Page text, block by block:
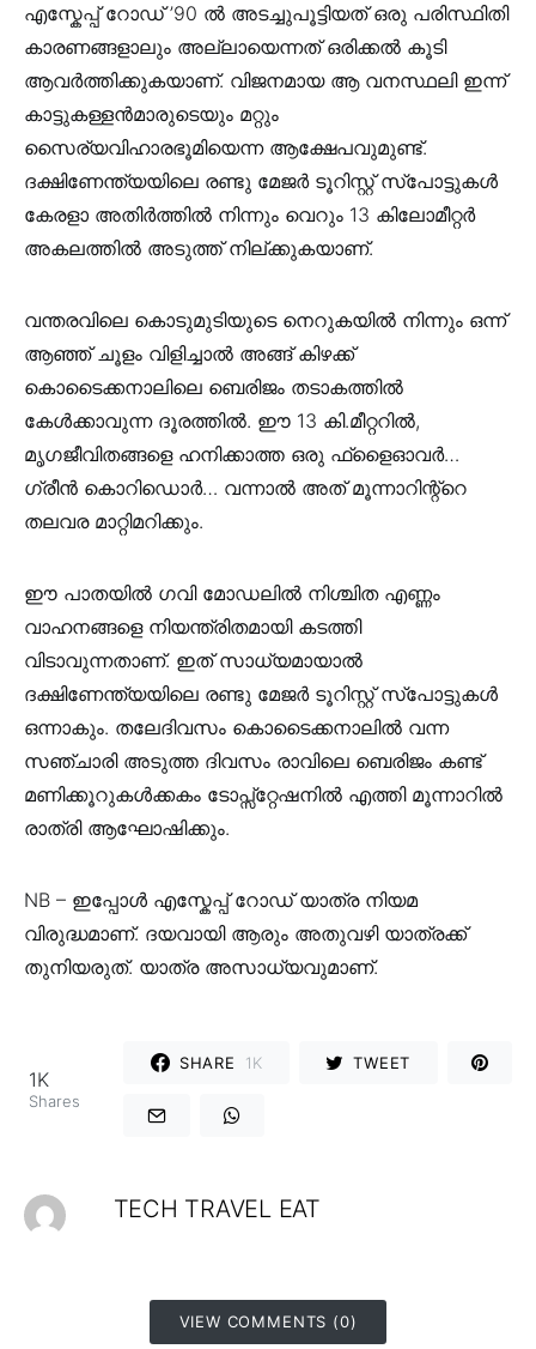
എസ്കേപ്പ് റോഡ് ’90 ൽ അടച്ചുപൂട്ടിയത് ഒരു പരിസ്ഥിതി
കാരണങ്ങളാലും അല്ലായെന്നത് ഒരിക്കൽ കൂടി
ആവർത്തിക്കുകയാണ്. വിജനമായ ആ വനസ്ഥലി ഇന്ന്
കാട്ടുകള്ളൻമാരുടെയും മറ്റും
സൈര്യവിഹാരഭൂമിയെന്ന ആക്ഷേപവുമുണ്ട്.
ദക്ഷിണേന്ത്യയിലെ രണ്ടു മേജർ ടൂറിസ്റ്റ് സ്പോട്ടുകൾ
കേരളാ അതിർത്തിൽ നിന്നും വെറും 13 കിലോമീറ്റർ
അകലത്തിൽ അടുത്ത് നില്ക്കുകയാണ്.
വന്തരവിലെ കൊടുമുടിയുടെ നെറുകയിൽ നിന്നും ഒന്ന്
ആഞ്ഞ് ചൂളം വിളിച്ചാൽ അങ്ങ് കിഴക്ക്
കൊടൈക്കനാലിലെ ബെരിജം തടാകത്തിൽ
കേൾക്കാവുന്ന ദൂരത്തിൽ. ഈ 13 കി.മീറ്ററിൽ,
മൃഗജീവിതങ്ങളെ ഹനിക്കാത്ത ഒരു ഫ്ളൈഓവർ…
ഗ്രീൻ കൊറിഡൊർ… വന്നാൽ അത് മൂന്നാറിന്റ്റെ
തലവര മാറ്റിമറിക്കും.
ഈ പാതയിൽ ഗവി മോഡലിൽ നിശ്ചിത എണ്ണം
വാഹനങ്ങളെ നിയന്ത്രിതമായി കടത്തി
വിടാവുന്നതാണ്. ഇത് സാധ്യമായാൽ
ദക്ഷിണേന്ത്യയിലെ രണ്ടു മേജർ ടൂറിസ്റ്റ് സ്പോട്ടുകൾ
ഒന്നാകും. തലേദിവസം കൊടൈക്കനാലിൽ വന്ന
സഞ്ചാരി അടുത്ത ദിവസം രാവിലെ ബെരിജം കണ്ട്
മണിക്കൂറുകൾക്കകം ടോപ്സ്റ്റേഷനിൽ എത്തി മൂന്നാറിൽ
രാത്രി ആഘോഷിക്കും.
NB – ഇപ്പോൾ എസ്കേപ്പ് റോഡ് യാത്ര നിയമ
വിരുദ്ധമാണ്. ദയവായി ആരും അതുവഴി യാത്രക്ക്
തുനിയരുത്. യാത്ര അസാധ്യവുമാണ്.
1K
Shares
SHARE 1K TWEET
TECH TRAVEL EAT
VIEW COMMENTS (0)